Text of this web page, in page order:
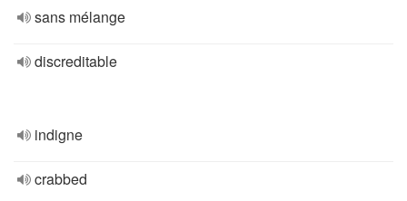
sans mélange
discreditable
indigne
crabbed